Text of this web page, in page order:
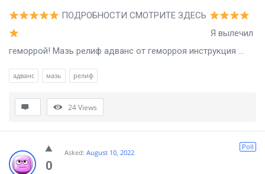
ПОДРОБНОСТИ СМОТРИТЕ ЗДЕСЬ
Я вылечил
геморрой! Мазь релиф адванс от геморроя инструкция ...
адванс мазь релиф
24Views
0
Poll
Asked: August 10, 2022